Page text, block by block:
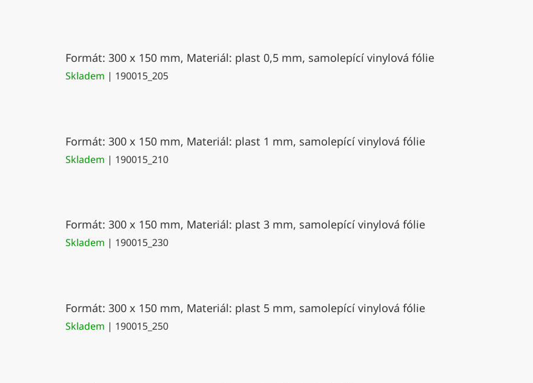
Formát: 300 x 150 mm, Materiál: plast 0,5 mm, samolepící vinylová fólie
Skladem | 190015_205
Formát: 300 x 150 mm, Materiál: plast 1 mm, samolepící vinylová fólie
Skladem | 190015_210
Formát: 300 x 150 mm, Materiál: plast 3 mm, samolepící vinylová fólie
Skladem | 190015_230
Formát: 300 x 150 mm, Materiál: plast 5 mm, samolepící vinylová fólie
Skladem | 190015_250